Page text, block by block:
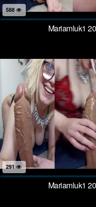
Mariamluk1
291
Mariamluk1